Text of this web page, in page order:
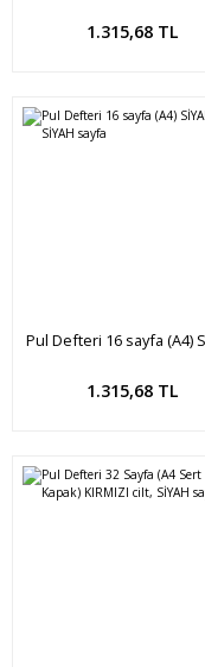
1.315,68 TL
Sepete Ekle
Pul Defteri 16 sayfa (A4)
1.315,68 TL
Sepete Ekle